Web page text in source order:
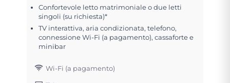
Confortevole letto matrimoniale o due letti
singoli (su richiesta)*
TV interattiva, aria condizionata, telefono,
connessione Wi-Fi (a pagamento), cassaforte e
minibar
Wi-Fi (a pagamento)